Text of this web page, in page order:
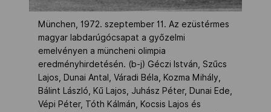
München, 1972. szeptember 11. Az ezüstérmes
magyar labdarúgócsapat a győzelmi
emelvényen a müncheni olimpia
eredményhirdetésén. (b-j) Géczi István, Szűcs
Lajos, Dunai Antal, Váradi Béla, Kozma Mihály,
Bálint László, Kű Lajos, Juhász Péter, Dunai Ede,
Vépi Péter, Tóth Kálmán, Kocsis Lajos és